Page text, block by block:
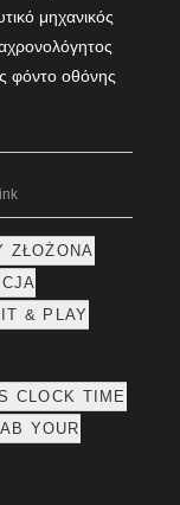
μηχανικός
φόντο οθόνης
ZŁOŻONA
& PLAY
CLOCK TIME
YOUR